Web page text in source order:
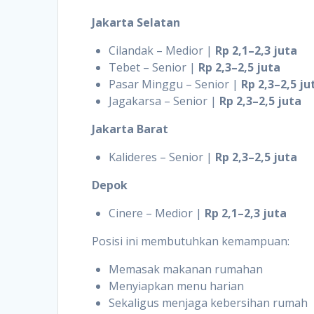
Jakarta Selatan
Cilandak – Medior | Rp 2,1–2,3 juta
Tebet – Senior | Rp 2,3–2,5 juta
Pasar Minggu – Senior | Rp 2,3–2,5
Jagakarsa – Senior | Rp 2,3–2,5 juta
Jakarta Barat
Kalideres – Senior | Rp 2,3–2,5 juta
Depok
Cinere – Medior | Rp 2,1–2,3 juta
Posisi ini membutuhkan kemampuan:
Memasak makanan rumahan
Menyiapkan menu harian
Sekaligus menjaga kebersihan rumah